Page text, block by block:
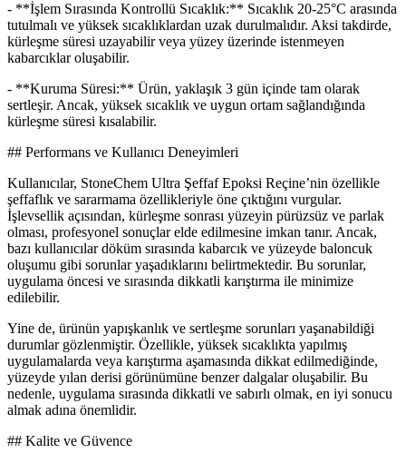
- **İşlem Sırasında Kontrollü Sıcaklık:** Sıcaklık 20-25°C arasında
tutulmalı ve yüksek sıcaklıklardan uzak durulmalıdır. Aksi takdirde,
kürleşme süresi uzayabilir veya yüzey üzerinde istenmeyen
kabarcıklar oluşabilir.
- **Kuruma Süresi:** Ürün, yaklaşık 3 gün içinde tam olarak
sertleşir. Ancak, yüksek sıcaklık ve uygun ortam sağlandığında
kürleşme süresi kısalabilir.
## Performans ve Kullanıcı Deneyimleri
Kullanıcılar, StoneChem Ultra Şeffaf Epoksi Reçine’nin özellikle
şeffaflık ve sararmama özellikleriyle öne çıktığını vurgular.
İşlevsellik açısından, kürleşme sonrası yüzeyin pürüzsüz ve parlak
olması, profesyonel sonuçlar elde edilmesine imkan tanır. Ancak,
bazı kullanıcılar döküm sırasında kabarcık ve yüzeyde baloncuk
oluşumu gibi sorunlar yaşadıklarını belirtmektedir. Bu sorunlar,
uygulama öncesi ve sırasında dikkatli karıştırma ile minimize
edilebilir.
Yine de, ürünün yapışkanlık ve sertleşme sorunları yaşanabildiği
durumlar gözlenmiştir. Özellikle, yüksek sıcaklıkta yapılmış
uygulamalarda veya karıştırma aşamasında dikkat edilmediğinde,
yüzeyde yılan derisi görünümüne benzer dalgalar oluşabilir. Bu
nedenle, uygulama sırasında dikkatli ve sabırlı olmak, en iyi sonucu
almak adına önemlidir.
## Kalite ve Güvence